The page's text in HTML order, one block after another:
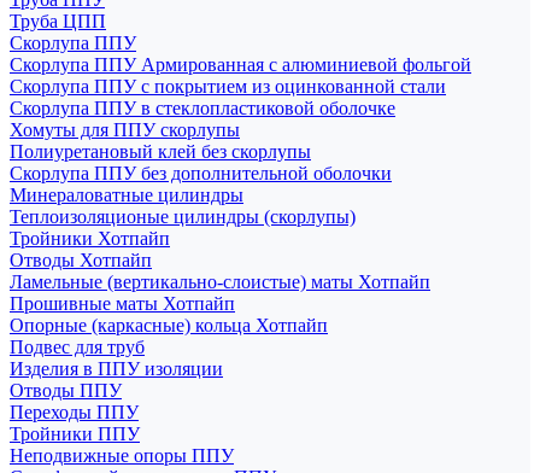
Труба ЦПП
Скорлупа ППУ
Скорлупа ППУ Армированная с алюминиевой фольгой
Скорлупа ППУ с покрытием из оцинкованной стали
Скорлупа ППУ в стеклопластиковой оболочке
Хомуты для ППУ скорлупы
Полиуретановый клей без скорлупы
Скорлупа ППУ без дополнительной оболочки
Минераловатные цилиндры
Теплоизоляционые цилиндры (скорлупы)
Тройники Хотпайп
Отводы Хотпайп
Ламельные (вертикально-слоистые) маты Хотпайп
Прошивные маты Хотпайп
Опорные (каркасные) кольца Хотпайп
Подвес для труб
Изделия в ППУ изоляции
Отводы ППУ
Переходы ППУ
Тройники ППУ
Неподвижные опоры ППУ